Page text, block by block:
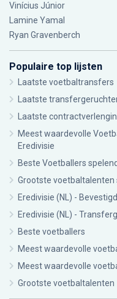
Vinícius Júnior
Lamine Yamal
Ryan Gravenberch
Populaire top lijsten
Laatste voetbaltransfers
Laatste
Laatste
Meest waardevolle
Eredivisie
Beste Voetballers
Grootste voetbaltalenten
Eredivisie (NL) -
Eredivisie (NL) -
Beste voetballers
Meest waardevolle
Meest waardevolle
Grootste voetbaltalenten